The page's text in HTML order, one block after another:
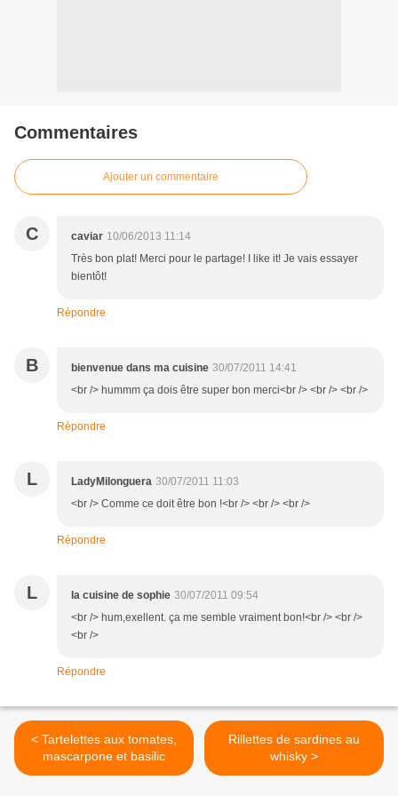
Commentaires
Ajouter un commentaire
C caviar 10/06/2013 11:14
Très bon plat! Merci pour le partage! I like it! Je vais essayer
bientôt!
Répondre
B bienvenue dans ma cuisine 30/07/2011 14:41
<br /> hummm ça dois être super bon merci<br /> <br /> <br />
Répondre
L LadyMilonguera 30/07/2011 11:03
<br /> Comme ce doit être bon !<br /> <br /> <br />
Répondre
L la cuisine de sophie 30/07/2011 09:54
<br /> hum,exellent. ça me semble vraiment bon!<br /> <br />
<br />
Répondre
< Tartelettes aux tomates,
mascarpone et basilic
Rillettes de sardines au
whisky >